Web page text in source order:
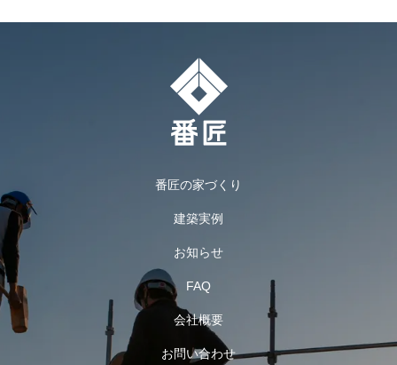
番匠の家づくり
建築実例
お知らせ
FAQ
会社概要
お問い合わせ